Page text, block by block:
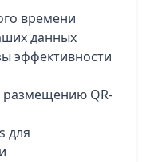
времени
данных
эффективности
QR-
для